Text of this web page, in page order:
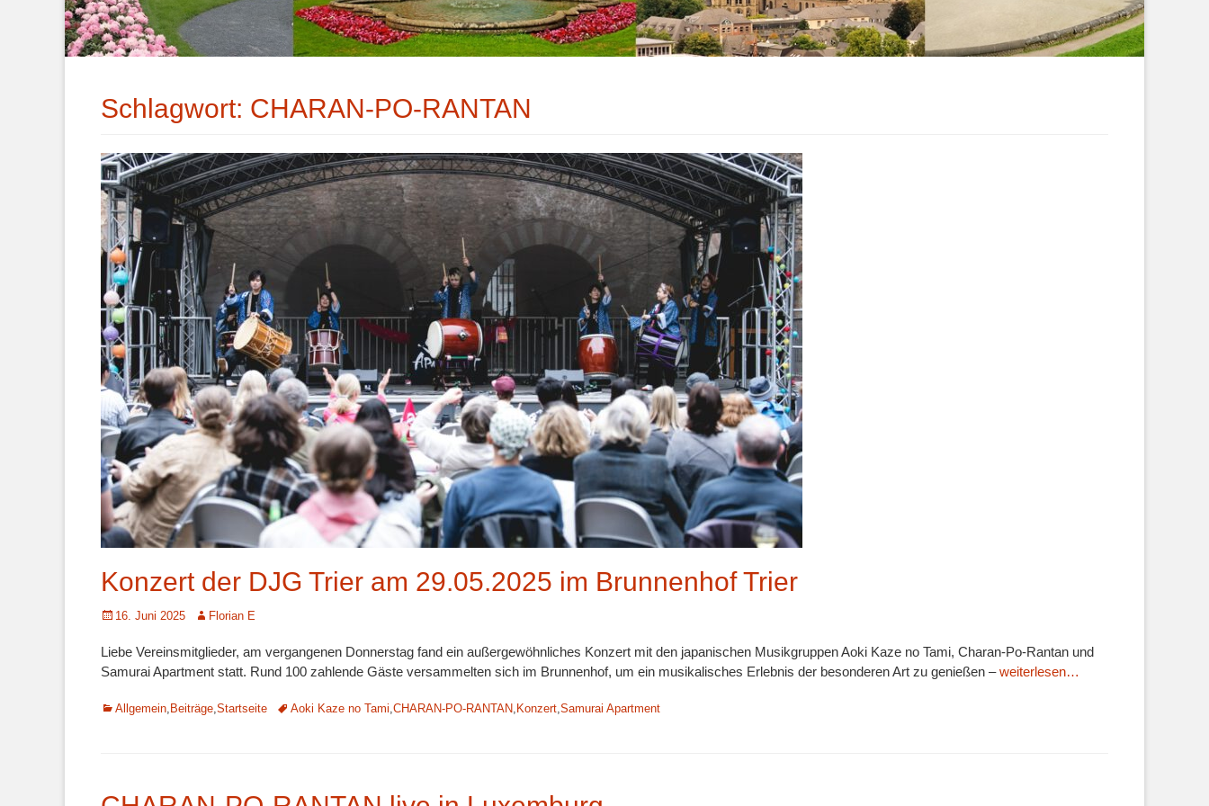
Schlagwort: CHARAN-PO-RANTAN
Konzert der DJG Trier am 29.05.2025 im Brunnenhof Trier
Veröffentlicht
16. Juni 2025 AutorFlorian E
Liebe Vereinsmitglieder, am vergangenen Donnerstag fand ein außergewöhnliches Konzert mit den japanischen Musikgruppen Aoki Kaze no Tami, Charan-Po-Rantan und
Samurai Apartment statt. Rund 100 zahlende Gäste versammelten sich im Brunnenhof, um ein musikalisches Erlebnis der besonderen Art zu genießen –weiterlesen…
Kategorien
Allgemein, Beiträge,Startseite Schlagworte
Aoki Kaze no Tami,CHARAN-PO-RANTAN, Konzert,Samurai Apartment